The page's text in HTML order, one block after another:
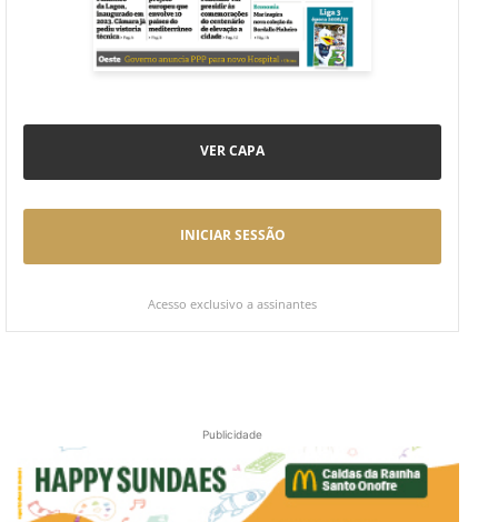
VER CAPA
INICIAR SESSÃO
Acesso exclusivo a assinantes
Publicidade